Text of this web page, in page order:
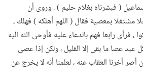
( فبشرناه بغلام حليم ) . وروى أن
مشتغلا بمعصية فقال ( اللهم أهلكه ) فهلك ،
، فرأى رابعا فهم بالدعاء عليه فأوحى الله اليه
عبد عصا ما بقى إلا القليل ، ولكن إذا عصى
أصر أخرنا العقاب عنه ، لعلمنا أنه لا يخرج عن